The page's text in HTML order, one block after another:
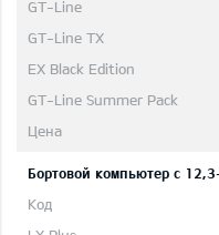
Бортовой компьютер с